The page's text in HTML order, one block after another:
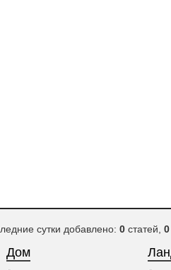
сутки добавлено: 0 статей, 0
Дом